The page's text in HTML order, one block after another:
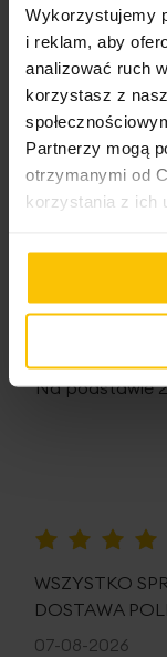
Wykorzystujemy
i reklam, aby
analizować ruch
korzystasz z
Partnerzy mogą
otrzymanymi od
korzystania z ich
Waga netto
Pobierz
Miękki polar
przyjemne w
co czyni je
Dodatkowo,
dzięki czemu
puszystość i
szerokość: 140
skład: 100%
High-contrast
To
Opinie
Na podstawie
WSZYSTKO
DOSTAWA
07-08-2026